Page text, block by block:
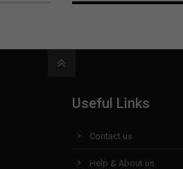
Useful Links
Contact us
Help & About us